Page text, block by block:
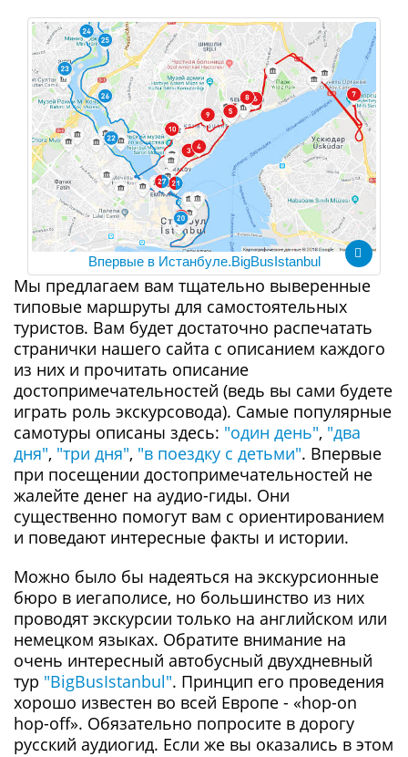
Впервые в Истанбуле.BigBusIstanbul
Мы предлагаем вам тщательно выверенные
типовые маршруты для самостоятельных
туристов. Вам будет достаточно распечатать
странички нашего сайта с описанием каждого
из них и прочитать описание
достопримечательностей (ведь вы сами будете
играть роль экскурсовода). Самые популярные
самотуры описаны здесь: "один день", "два
дня", "три дня", "в поездку с детьми". Впервые
при посещении достопримечательностей не
жалейте денег на аудио-гиды. Они
существенно помогут вам с ориентированием
и поведают интересные факты и истории.
Можно было бы надеяться на экскурсионные
бюро в иегаполисе, но большинство из них
проводят экскурсии только на английском или
немецком языках. Обратите внимание на
очень интересный автобусный двухдневный
тур "BigBusIstanbul". Принцип его проведения
хорошо известен во всей Европе - «hop-on
hop-off». Обязательно попросите в дорогу
русский аудиогид. Если же вы оказались в этом